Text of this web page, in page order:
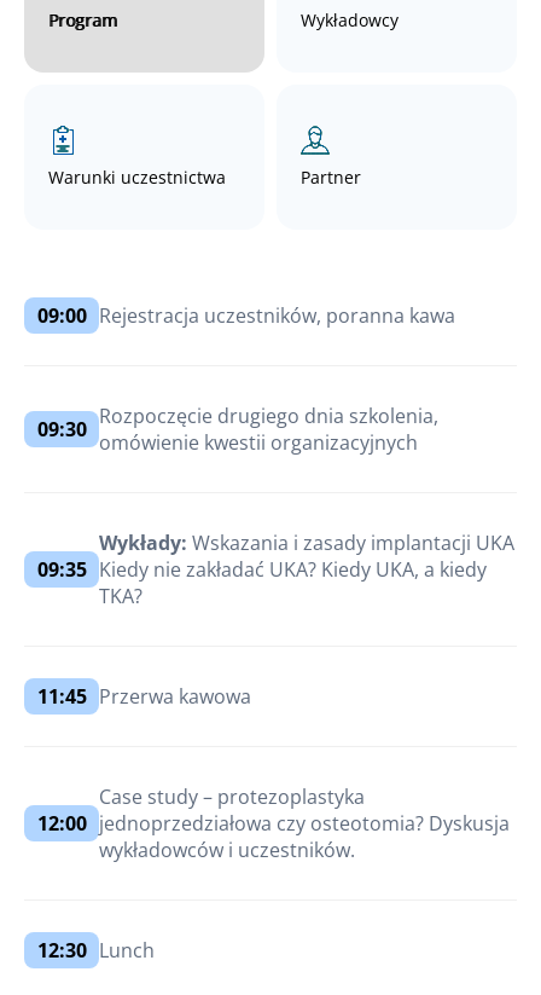
Program Wykładowcy
Warunki uczestnictwa Partner
09:00 Rejestracja uczestników, poranna kawa
09:30 Rozpoczęcie drugiego dnia szkolenia,
omówienie kwestii organizacyjnych
09:35
Wykłady: Wskazania i zasady implantacji UKA
Kiedy nie zakładać UKA? Kiedy UKA, a kiedy
TKA?
11:45 Przerwa kawowa
12:00
Case study – protezoplastyka
jednoprzedziałowa czy osteotomia? Dyskusja
wykładowców i uczestników.
12:30 Lunch